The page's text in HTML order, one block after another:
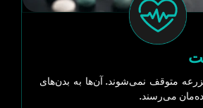
متوقف نمی‌شوند. آن‌ها به بدن‌های
می‌رسند.